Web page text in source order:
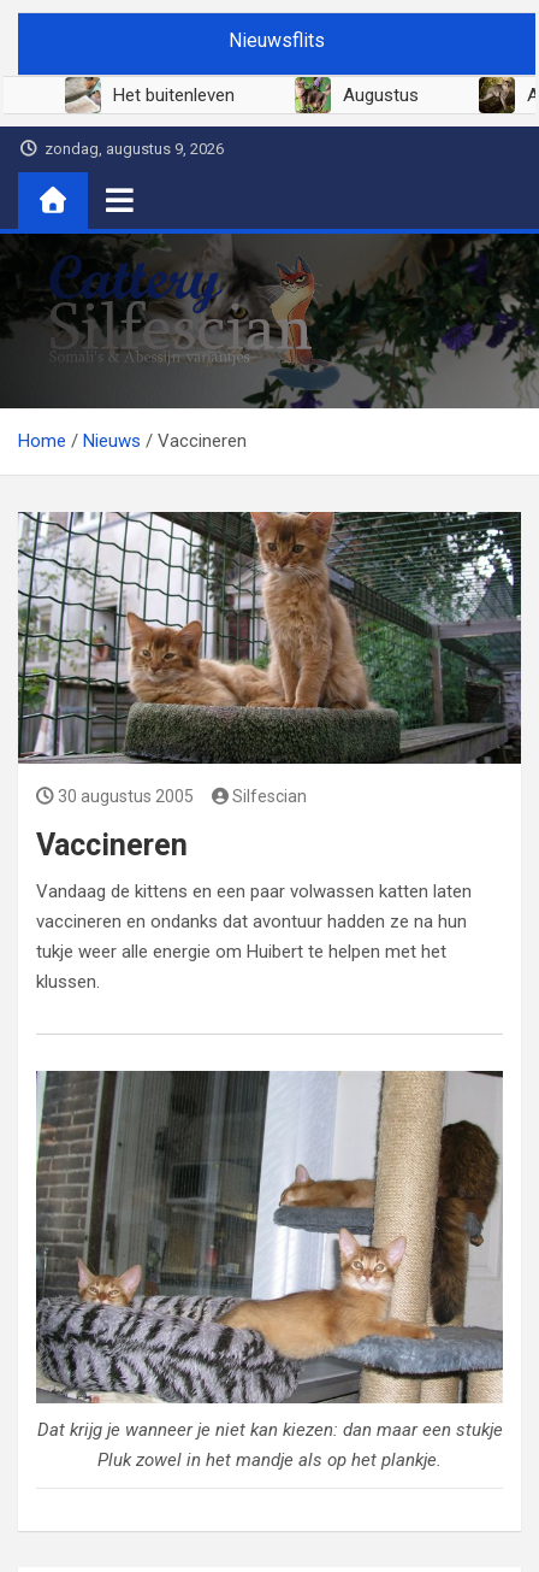
Ga
de
Nieuwsflits
Juni 2026 Het buitenleven Augustus
zondag, augustus 9, 2026
Cattery Silfescian
Somali's en soms Abessijn-variantjes
Home
Nieuws Vaccineren
30 augustus 2005 Silfescian
Vaccineren
Vandaag de kittens en een paar volwassen katten laten
vaccineren en ondanks dat avontuur hadden ze na hun
tukje weer alle energie om Huibert te helpen met het
klussen.
Dat krijg je wanneer je niet kan kiezen: dan maar een stukje
Pluk zowel in het mandje als op het plankje.